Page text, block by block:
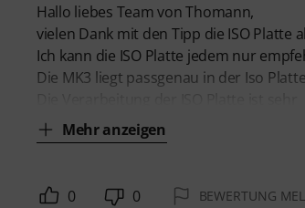
Hallo liebes Team von Thomann,
vielen Dank mit den Tipp die ISO Platte
Ich kann die ISO Platte jedem nur
Die MK3 liegt passgenau in der Iso
Mehr anzeigen
0 0 BEWERTUNG